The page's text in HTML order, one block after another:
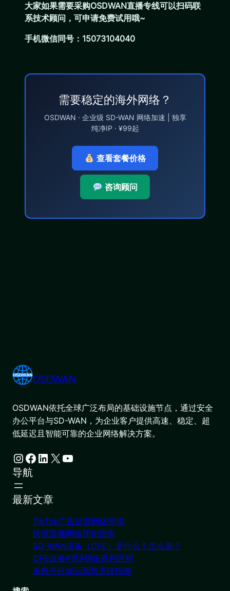
大家如果需要采购OSDWAN直播专线可以扫码联
系技术顾问，可申请免费试用哦~
手机微信同号：15073104040
需要稳定的海外网络？
OSDWAN · 企业级 SD-WAN 网络加速 | 独享
纯净IP · ¥99起
查看套餐价格
咨询顾问
OSDWAN
OSDWAN依托全球广泛布局的基础设施节点，通过安全
办公平台与SD-WAN，为企业客户提供高速、稳定、超
低延迟且智能可靠的企业网络解决方案。
Instagram Facebook LinkedIn X YouTube
导航
最新文章
TikTok广告运营网络环境
跨境直播网络优化指南
SD-WAN设备（CPE）是什么？怎么选？
CPE设备P系列和E系列区别
多账号社媒运营防关联指南